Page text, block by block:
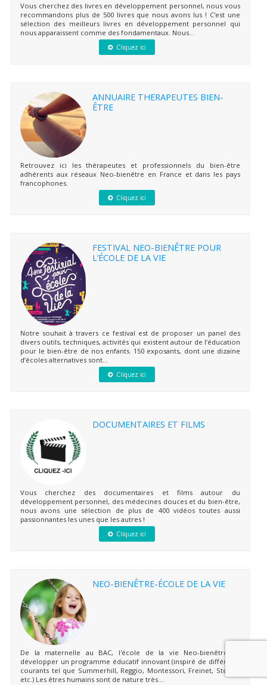
Vous cherchez des livres en développement personnel, nous vous
recommandons plus de 500 livres que nous avons lus ! C'est une
sélection des meilleurs livres en développement personnel qui
nous apparaissent comme des fondamentaux. Nous...
Cliquez ici
ANNUAIRE THERAPEUTES BIEN-
ÊTRE
Retrouvez ici les thérapeutes et professionnels du bien-être
adhérents aux réseaux Neo-bienêtre en France et dans les pays
francophones.
Cliquez ici
FESTIVAL NEO-BIENÊTRE POUR
L’ÉCOLE DE LA VIE
Notre souhait à travers ce festival est de proposer un panel des
divers outils, techniques, activités qui existent autour de l’éducation
pour le bien-être de nos enfants. 150 exposants, dont une dizaine
d’écoles alternatives sont...
Cliquez ici
DOCUMENTAIRES ET FILMS
Vous cherchez des documentaires et films autour du
développement personnel, des médecines douces et du bien-être,
nous avons une sélection de plus de 400 vidéos toutes aussi
passionnantes les unes que les autres !
Cliquez ici
NEO-BIENÊTRE-ÉCOLE DE LA VIE
De la maternelle au BAC, l'école de la vie Neo-bienêtre va
développer un programme éducatif innovant (inspiré de différents
courants tel que Summerhill, Reggio, Montessori, Freinet, Steiner
etc.) Les êtres humains sont de nature très...